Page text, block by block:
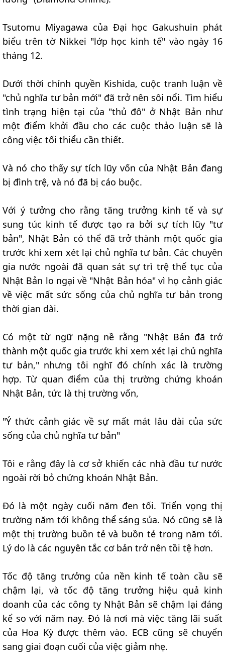
Tsutomu Miyagawa của Đại học Gakushuin phát
biểu trên tờ Nikkei "lớp học kinh tế" vào ngày 16
tháng 12.
Dưới thời chính quyền Kishida, cuộc tranh luận về
"chủ nghĩa tư bản mới" đã trở nên sôi nổi. Tìm hiểu
tình trạng hiện tại của "thủ đô" ở Nhật Bản như
một điểm khởi đầu cho các cuộc thảo luận sẽ là
công việc tối thiểu cần thiết.
Và nó cho thấy sự tích lũy vốn của Nhật Bản đang
bị đình trệ, và nó đã bị cáo buộc.
Với ý tưởng cho rằng tăng trưởng kinh tế và sự
sung túc kinh tế được tạo ra bởi sự tích lũy "tư
bản", Nhật Bản có thể đã trở thành một quốc gia
trước khi xem xét lại chủ nghĩa tư bản. Các chuyên
gia nước ngoài đã quan sát sự trì trệ thế tục của
Nhật Bản lo ngại về "Nhật Bản hóa" vì họ cảnh giác
về việc mất sức sống của chủ nghĩa tư bản trong
thời gian dài.
Có một từ ngữ nặng nề rằng "Nhật Bản đã trở
thành một quốc gia trước khi xem xét lại chủ nghĩa
tư bản," nhưng tôi nghĩ đó chính xác là trường
hợp. Từ quan điểm của thị trường chứng khoán
Nhật Bản, tức là thị trường vốn,
"Ý thức cảnh giác về sự mất mát lâu dài của sức
sống của chủ nghĩa tư bản"
Tôi e rằng đây là cơ sở khiến các nhà đầu tư nước
ngoài rời bỏ chứng khoán Nhật Bản.
Đó là một ngày cuối năm đen tối. Triển vọng thị
trường năm tới không thể sáng sủa. Nó cũng sẽ là
một thị trường buồn tẻ và buồn tẻ trong năm tới.
Lý do là các nguyên tắc cơ bản trở nên tồi tệ hơn.
Tốc độ tăng trưởng của nền kinh tế toàn cầu sẽ
chậm lại, và tốc độ tăng trưởng hiệu quả kinh
doanh của các công ty Nhật Bản sẽ chậm lại đáng
kể so với năm nay. Đó là nơi mà việc tăng lãi suất
của Hoa Kỳ được thêm vào. ECB cũng sẽ chuyển
sang giai đoạn cuối của việc giảm nhẹ.